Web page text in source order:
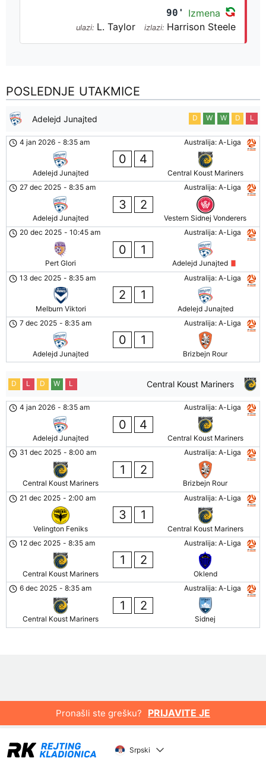
90' Izmena
ulazi: L. Taylor izlazi: Harrison Steele
POSLEDNJE UTAKMICE
Adelejd Junajted D W W D L
Australija: A-Liga
4 jan 2026 - 8:35 am
Adelejd Junajted
0 4
Central Koust Mariners
Australija: A-Liga
27 dec 2025 - 8:35 am
Adelejd Junajted
3 2
Vestern Sidnej Vonderers
Australija: A-Liga
20 dec 2025 - 10:45 am
Pert Glori
0 1
Adelejd Junajted
Australija: A-Liga
13 dec 2025 - 8:35 am
Melburn Viktori
2 1
Adelejd Junajted
Australija: A-Liga
7 dec 2025 - 8:35 am
Adelejd Junajted
0 1
Brizbejn Rour
Central Koust Mariners
D L D W L
Australija: A-Liga
4 jan 2026 - 8:35 am
Adelejd Junajted
0 4
Central Koust Mariners
Australija: A-Liga
31 dec 2025 - 8:00 am
Central Koust Mariners
1 2
Brizbejn Rour
Australija: A-Liga
21 dec 2025 - 2:00 am
Velington Feniks
3 1
Central Koust Mariners
Australija: A-Liga
12 dec 2025 - 8:35 am
Central Koust Mariners
1 2
Oklend
Australija: A-Liga
6 dec 2025 - 8:35 am
Central Koust Mariners
1 2
Sidnej
Pronašli ste grešku? PRIJAVITE JE
Srpski